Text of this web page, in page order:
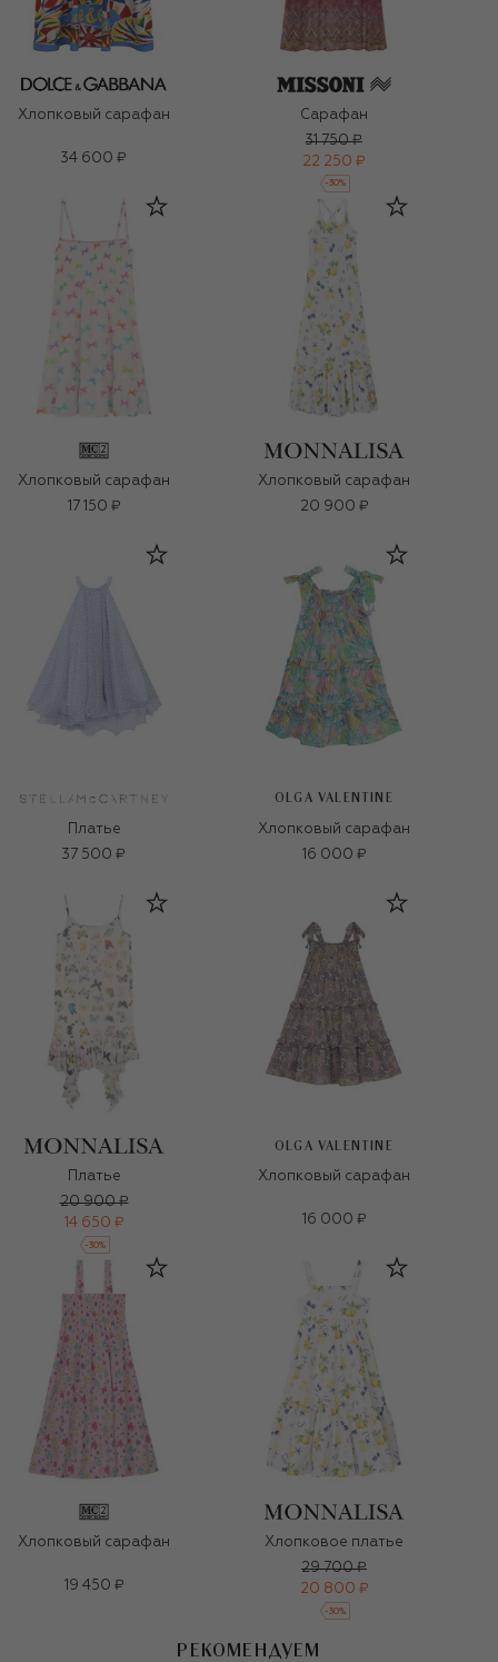
Хлопковый сарафан
34 600 ₽
Сарафан
31 750 ₽
22 250 ₽
-30%
Хлопковый сарафан
17 150 ₽
Хлопковый сарафан
20 900 ₽
Платье
37 500 ₽
OLGA VALENTINE
Хлопковый сарафан
16 000 ₽
Платье
20 900 ₽
14 650 ₽
-30%
OLGA VALENTINE
Хлопковый сарафан
16 000 ₽
Хлопковый сарафан
19 450 ₽
Хлопковое платье
29 700 ₽
20 800 ₽
-30%
РЕКОМЕНДУЕМ